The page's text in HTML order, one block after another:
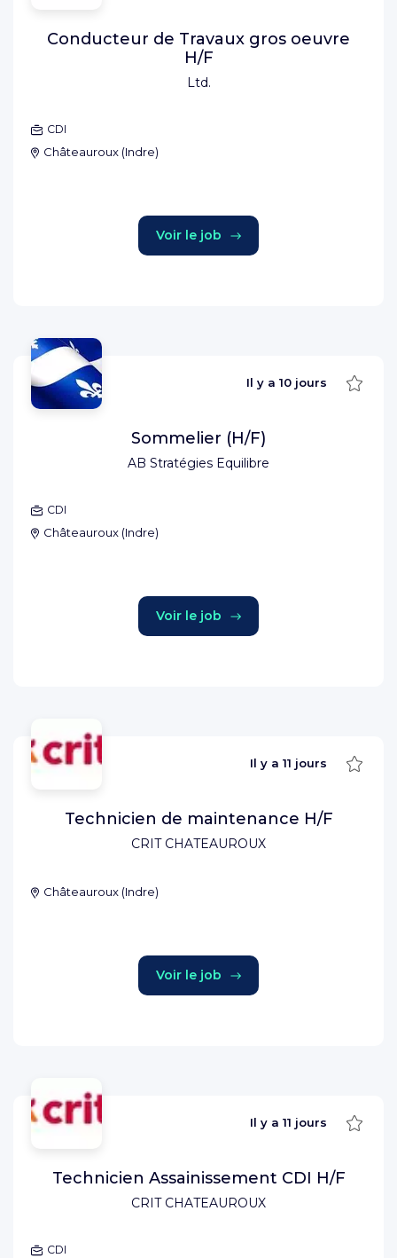
Ltd.
Conducteur de Travaux gros oeuvre
H/F
CDI
Châteauroux (Indre)
Voir le job
AB Stratégies Equilibre
Il y a 10 jours
Sommelier (H/F)
CDI
Châteauroux (Indre)
Voir le job
CRIT CHATEAUROUX
Il y a 11 jours
Technicien de maintenance H/F
Châteauroux (Indre)
Voir le job
CRIT CHATEAUROUX
Il y a 11 jours
Technicien Assainissement CDI H/F
CDI